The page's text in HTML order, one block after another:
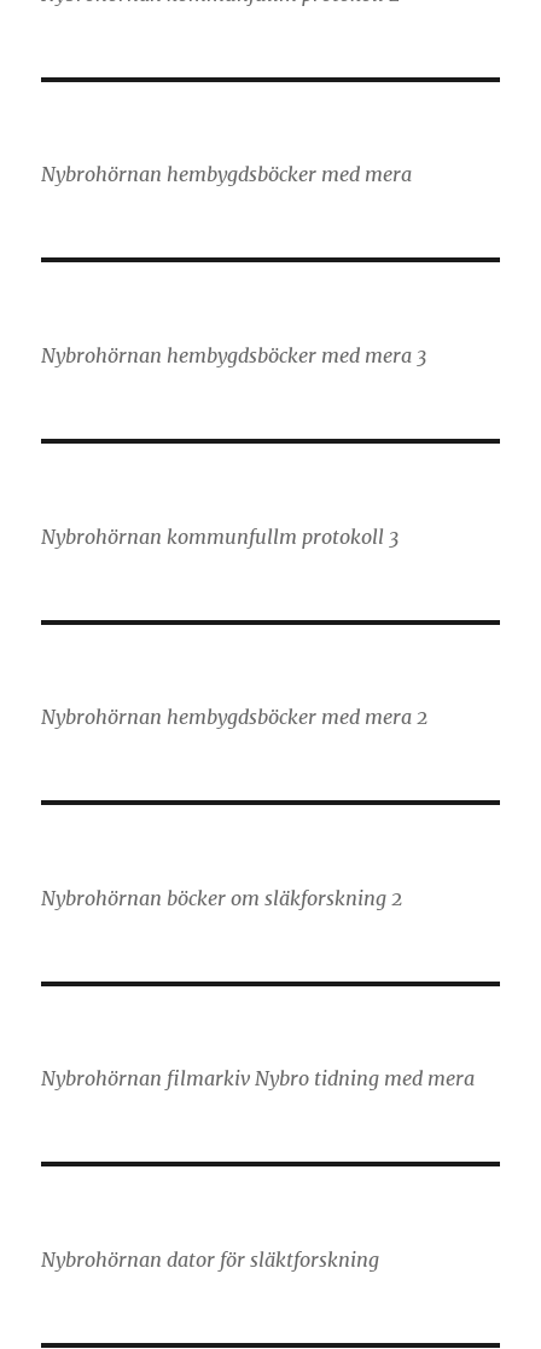
Nybrohörnan hembygdsböcker med mera
Nybrohörnan hembygdsböcker med mera 3
Nybrohörnan kommunfullm protokoll 3
Nybrohörnan hembygdsböcker med mera 2
Nybrohörnan böcker om släkforskning 2
Nybrohörnan filmarkiv Nybro tidning med mera
Nybrohörnan dator för släktforskning